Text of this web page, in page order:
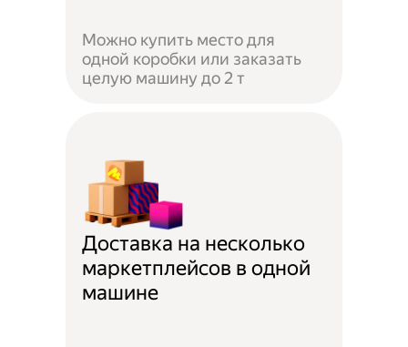
Можно купить место для
одной коробки или заказать
целую машину до 2 т
Доставка на несколько
маркетплейсов в одной
машине